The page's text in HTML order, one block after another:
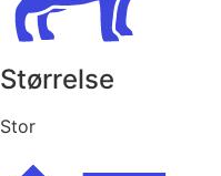
Størrelse
Stor